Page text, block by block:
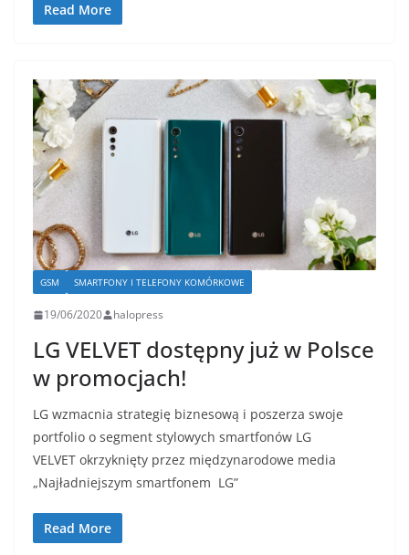
Read More
GSM SMARTFONY I TELEFONY KOMÓRKOWE
19/06/2020 halopress
LG VELVET dostępny już w Polsce
w promocjach!
LG wzmacnia strategię biznesową i poszerza swoje
portfolio o segment stylowych smartfonów LG
VELVET okrzyknięty przez międzynarodowe media
„Najładniejszym smartfonem LG”
Read More